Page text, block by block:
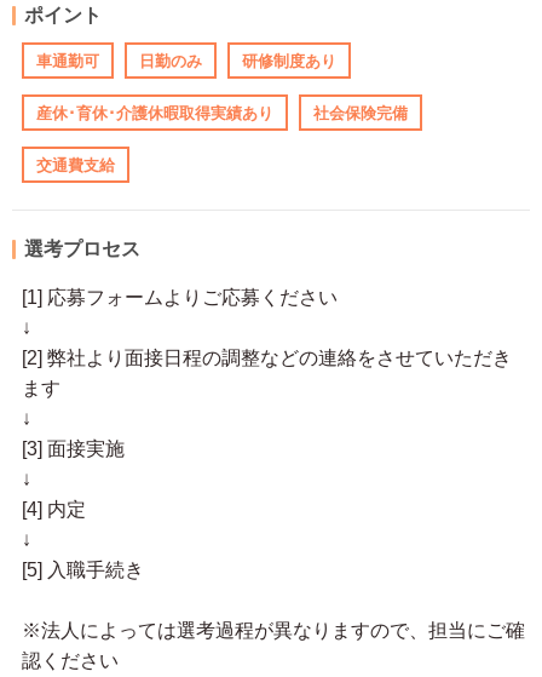
ポイント
車通勤可 日勤のみ 研修制度あり
産休･育休･介護休暇取得実績あり 社会保険完備
交通費支給
選考プロセス
[1] 応募フォームよりご応募ください
↓
[2] 弊社より面接日程の調整などの連絡をさせていただき
ます
↓
[3] 面接実施
↓
[4] 内定
↓
[5] 入職手続き
※法人によっては選考過程が異なりますので、担当にご確
認ください